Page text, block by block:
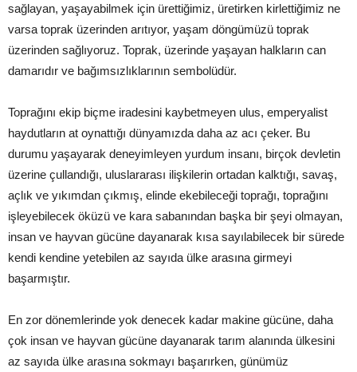
sağlayan, yaşayabilmek için ürettiğimiz, üretirken kirlettiğimiz ne
varsa toprak üzerinden arıtıyor, yaşam döngümüzü toprak
üzerinden sağlıyoruz. Toprak, üzerinde yaşayan halkların can
damarıdır ve bağımsızlıklarının sembolüdür.
Toprağını ekip biçme iradesini kaybetmeyen ulus, emperyalist
haydutların at oynattığı dünyamızda daha az acı çeker. Bu
durumu yaşayarak deneyimleyen yurdum insanı, birçok devletin
üzerine çullandığı, uluslararası ilişkilerin ortadan kalktığı, savaş,
açlık ve yıkımdan çıkmış, elinde ekebileceği toprağı, toprağını
işleyebilecek öküzü ve kara sabanından başka bir şeyi olmayan,
insan ve hayvan gücüne dayanarak kısa sayılabilecek bir sürede
kendi kendine yetebilen az sayıda ülke arasına girmeyi
başarmıştır.
En zor dönemlerinde yok denecek kadar makine gücüne, daha
çok insan ve hayvan gücüne dayanarak tarım alanında ülkesini
az sayıda ülke arasına sokmayı başarırken, günümüz